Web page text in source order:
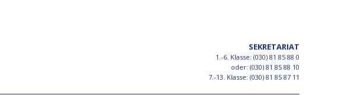
SEKRETARIAT
1.-6. Klasse: (030) 81 85 88 0
oder: (030) 81 85 88 10
7.-13. Klasse: (030) 81 85 87 11